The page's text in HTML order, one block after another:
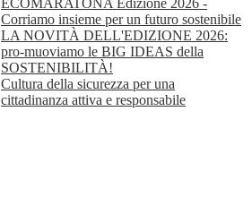
ECOMARATONA Edizione 2026 -
Corriamo insieme per un futuro sostenibile
LA NOVITÀ DELL'EDIZIONE 2026:
pro-muoviamo le BIG IDEAS della
SOSTENIBILITÀ!
Cultura della sicurezza per una
cittadinanza attiva e responsabile